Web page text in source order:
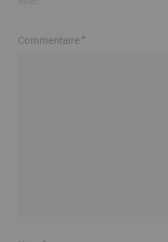
Commentaire *